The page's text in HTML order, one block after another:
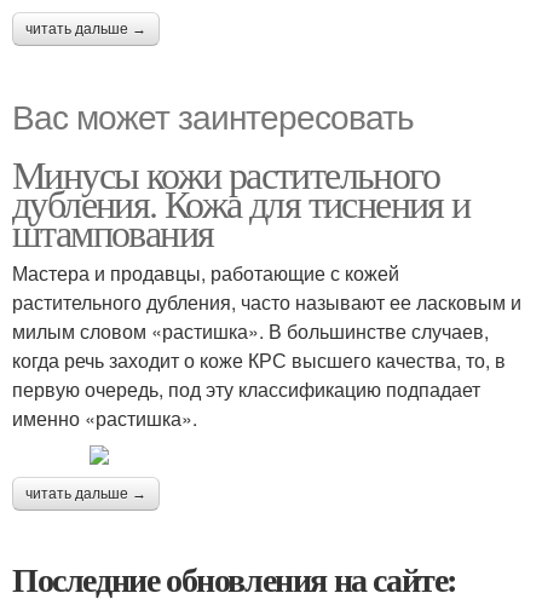
читать дальше →
Вас может заинтересовать
Минусы кожи растительного
дубления. Кожа для тиснения и
штампования
Мастера и продавцы, работающие с кожей
растительного дубления, часто называют ее ласковым и
милым словом «растишка». В большинстве случаев,
когда речь заходит о коже КРС высшего качества, то, в
первую очередь, под эту классификацию подпадает
именно «растишка».
читать дальше →
Последние обновления на сайте: